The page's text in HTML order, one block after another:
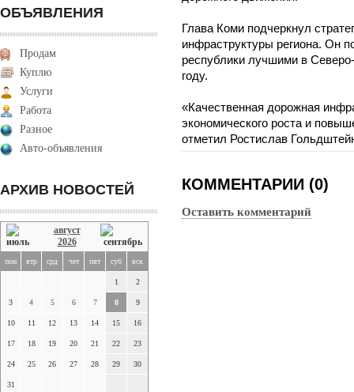
ОБЪЯВЛЕНИЯ
Продам
Куплю
Услуги
Работа
Разное
Авто-объявления
АРХИВ НОВОСТЕЙ
август
2026
пон втр срд чет пят суб вск
1 2
3 4 5 6 7 8 9
10 11 12 13 14 15 16
17 18 19 20 21 22 23
24 25 26 27 28 29 30
31
Глава Коми подчеркнул
инфраструктуры региона. Он
республики лучшими в
году.
«Качественная дорожная
экономического роста и
отметил Ростислав
КОММЕНТАРИИ (0)
Оставить комментарий